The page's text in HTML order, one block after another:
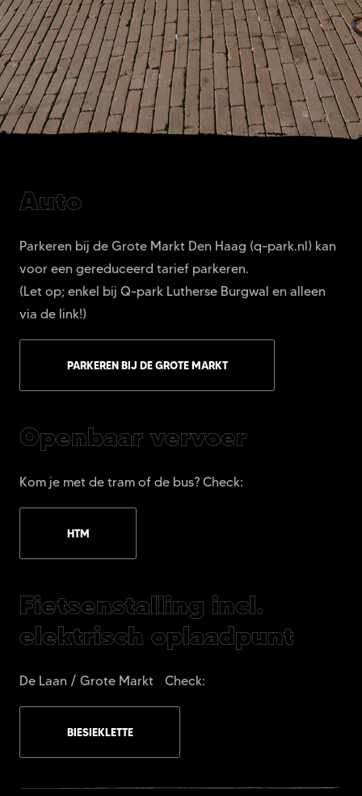
Auto
Parkeren bij de Grote Markt Den Haag (q-park.nl) kan
voor een gereduceerd tarief parkeren.
(Let op; enkel bij Q-park Lutherse Burgwal en alleen
via de link!)
PARKEREN BIJ DE GROTE MARKT
Openbaar vervoer
Kom je met de tram of de bus? Check:
HTM
Fietsenstalling incl.
elektrisch oplaadpunt
De Laan / Grote Markt Check:
BIESIEKLETTE